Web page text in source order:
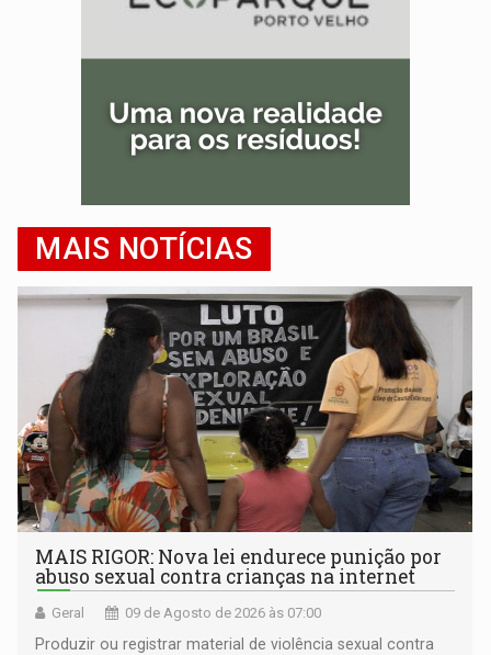
MAIS NOTÍCIAS
MAIS RIGOR: Nova lei endurece punição por
abuso sexual contra crianças na internet
Geral 09 de Agosto de 2026 às 07:00
Produzir ou registrar material de violência sexual contra